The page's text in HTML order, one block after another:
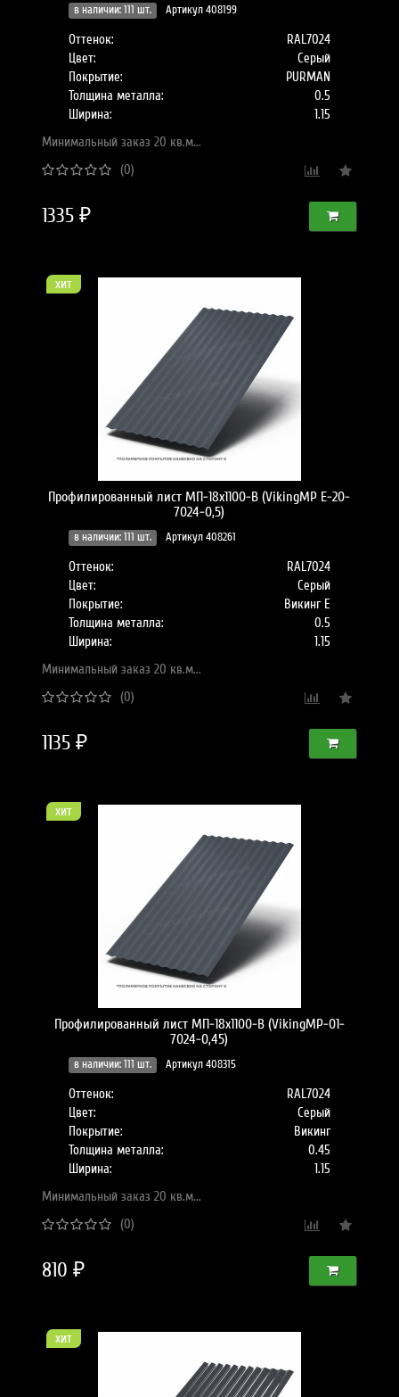
в наличии: 111 шт. Артикул 408199
Оттенок:
RAL7024
Цвет:
Серый
Покрытие:
PURMAN
Толщина металла:
0.5
Ширина:
1.15
Минимальный заказ 20 кв.м...
(0)
1335 ₽
хит
Профилированный лист МП-18x1100-B (VikingMP E-20-
7024-0,5)
в наличии: 111 шт. Артикул 408261
Оттенок:
RAL7024
Цвет:
Серый
Покрытие:
Викинг Е
Толщина металла:
0.5
Ширина:
1.15
Минимальный заказ 20 кв.м...
(0)
1135 ₽
хит
Профилированный лист МП-18x1100-B (VikingMP-01-
7024-0,45)
в наличии: 111 шт. Артикул 408315
Оттенок:
RAL7024
Цвет:
Серый
Покрытие:
Викинг
Толщина металла:
0.45
Ширина:
1.15
Минимальный заказ 20 кв.м...
(0)
810 ₽
хит